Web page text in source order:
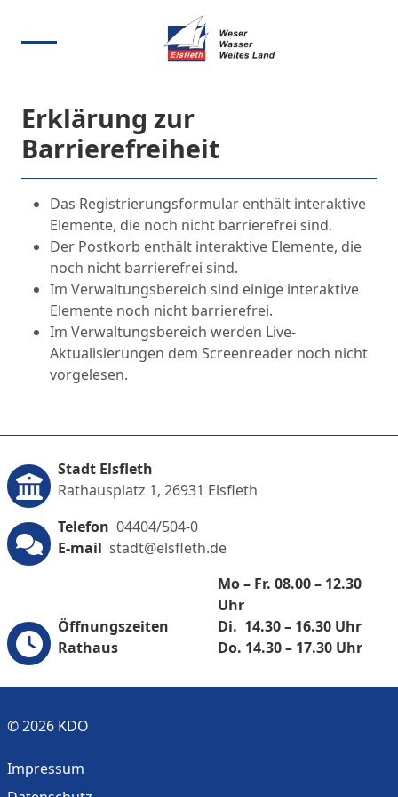
Erklärung zur
Barrierefreiheit
Das Registrierungsformular enthält interaktive
Elemente, die noch nicht barrierefrei sind.
Der Postkorb enthält interaktive Elemente, die
noch nicht barrierefrei sind.
Im Verwaltungsbereich sind einige interaktive
Elemente noch nicht barrierefrei.
Im Verwaltungsbereich werden Live-
Aktualisierungen dem Screenreader noch nicht
vorgelesen.
Stadt Elsfleth
Rathausplatz 1, 26931 Elsfleth
Telefon 04404/504-0
E-mail stadt@elsfleth.de
Öffnungszeiten
Rathaus
Mo – Fr. 08.00 – 12.30
Uhr
Di. 14.30 – 16.30 Uhr
Do. 14.30 – 17.30 Uhr
© 2026 KDO
Impressum